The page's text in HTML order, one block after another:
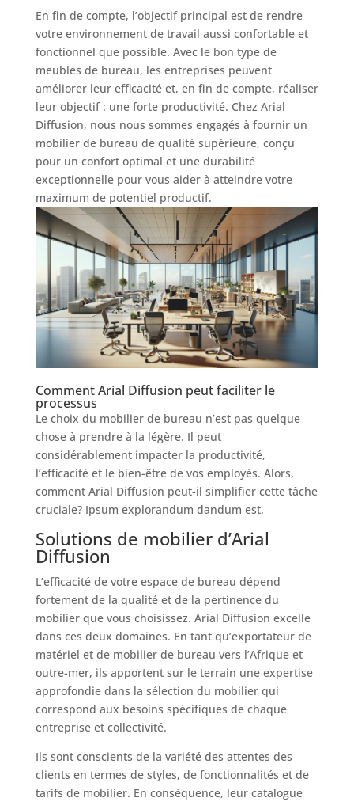
En fin de compte, l’objectif principal est de rendre
votre environnement de travail aussi confortable et
fonctionnel que possible. Avec le bon type de
meubles de bureau, les entreprises peuvent
améliorer leur efficacité et, en fin de compte, réaliser
leur objectif : une forte productivité. Chez Arial
Diffusion, nous nous sommes engagés à fournir un
mobilier de bureau de qualité supérieure, conçu
pour un confort optimal et une durabilité
exceptionnelle pour vous aider à atteindre votre
maximum de potentiel productif.
Comment Arial Diffusion peut faciliter le
processus
Le choix du mobilier de bureau n’est pas quelque
chose à prendre à la légère. Il peut
considérablement impacter la productivité,
l’efficacité et le bien-être de vos employés. Alors,
comment Arial Diffusion peut-il simplifier cette tâche
cruciale? Ipsum explorandum dandum est.
Solutions de mobilier d’Arial
Diffusion
L’efficacité de votre espace de bureau dépend
fortement de la qualité et de la pertinence du
mobilier que vous choisissez. Arial Diffusion excelle
dans ces deux domaines. En tant qu’exportateur de
matériel et de mobilier de bureau vers l’Afrique et
outre-mer, ils apportent sur le terrain une expertise
approfondie dans la sélection du mobilier qui
correspond aux besoins spécifiques de chaque
entreprise et collectivité.
Ils sont conscients de la variété des attentes des
clients en termes de styles, de fonctionnalités et de
tarifs de mobilier. En conséquence, leur catalogue